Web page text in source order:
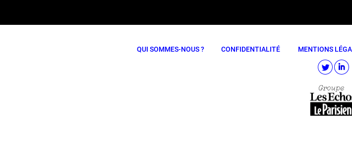
QUI SOMMES-NOUS ? CONFIDENTIALITÉ MENTIONS